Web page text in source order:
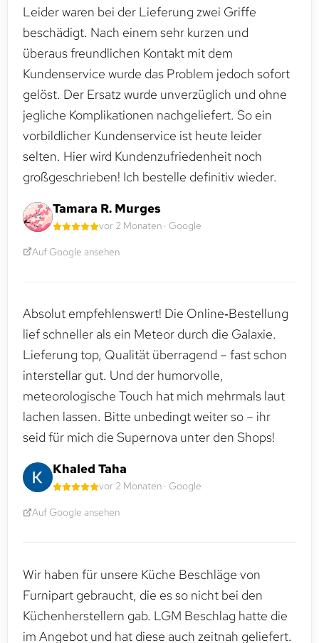
Leider waren bei der Lieferung zwei Griffe
beschädigt. Nach einem sehr kurzen und
überaus freundlichen Kontakt mit dem
Kundenservice wurde das Problem jedoch sofort
gelöst. Der Ersatz wurde unverzüglich und ohne
jegliche Komplikationen nachgeliefert. So ein
vorbildlicher Kundenservice ist heute leider
selten. Hier wird Kundenzufriedenheit noch
großgeschrieben! Ich bestelle definitiv wieder.
Tamara R. Murges
vor 2 Monaten · Google
Auf Google ansehen
Absolut empfehlenswert! Die Online‑Bestellung
lief schneller als ein Meteor durch die Galaxie.
Lieferung top, Qualität überragend – fast schon
interstellar gut. Und der humorvolle,
meteorologische Touch hat mich mehrmals laut
lachen lassen. Bitte unbedingt weiter so – ihr
seid für mich die Supernova unter den Shops!
Khaled Taha
vor 2 Monaten · Google
Auf Google ansehen
Wir haben für unsere Küche Beschläge von
Furnipart gebraucht, die es so nicht bei den
Küchenherstellern gab. LGM Beschlag hatte die
im Angebot und hat diese auch zeitnah geliefert.